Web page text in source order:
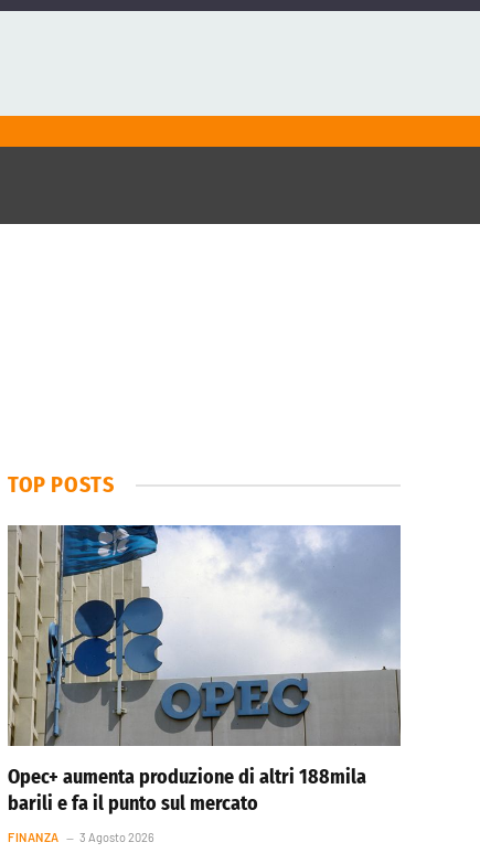
TOP POSTS
Opec+ aumenta produzione di altri 188mila
barili e fa il punto sul mercato
FINANZA 3 Agosto 2026